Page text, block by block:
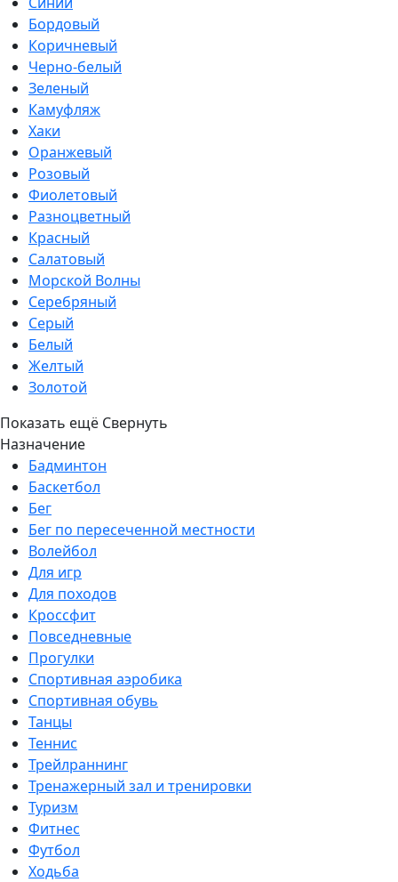
Бордовый
Коричневый
Черно-белый
Зеленый
Камуфляж
Хаки
Оранжевый
Розовый
Фиолетовый
Разноцветный
Красный
Салатовый
Морской Волны
Серебряный
Серый
Белый
Желтый
Золотой
Показать ещё Свернуть
Назначение
Бадминтон
Баскетбол
Бег
Бег по пересеченной местности
Волейбол
Для игр
Для походов
Кроссфит
Повседневные
Прогулки
Спортивная аэробика
Спортивная обувь
Танцы
Теннис
Трейлраннинг
Тренажерный зал и тренировки
Туризм
Фитнес
Футбол
Ходьба